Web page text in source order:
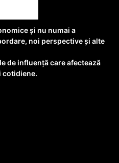
și nu numai a
noi perspective și alte
de influență care afectează
cotidiene.